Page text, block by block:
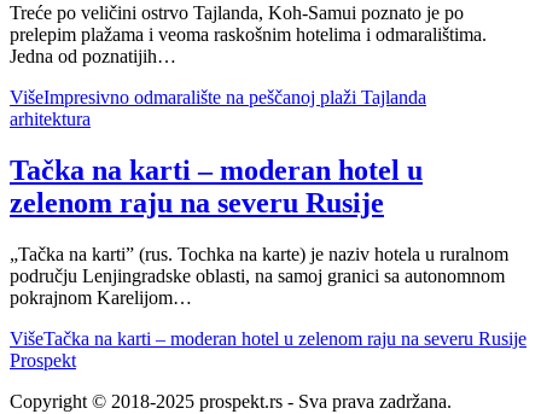
Treće po veličini ostrvo Tajlanda, Koh-Samui poznato je po
prelepim plažama i veoma raskošnim hotelima i odmaralištima.
Jedna od poznatijih…
VišeImpresivno odmaralište na peščanoj plaži Tajlanda
arhitektura
Tačka na karti – moderan hotel u
zelenom raju na severu Rusije
„Tačka na karti” (rus. Tochka na karte) je naziv hotela u ruralnom
području Lenjingradske oblasti, na samoj granici sa autonomnom
pokrajnom Karelijom…
VišeTačka na karti – moderan hotel u zelenom raju na severu Rusije
Prospekt
Copyright © 2018-2025 prospekt.rs - Sva prava zadržana.